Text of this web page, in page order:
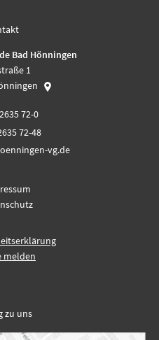
Bad Hönningen
1
72-0
72-48
vg.de
melden
zu uns